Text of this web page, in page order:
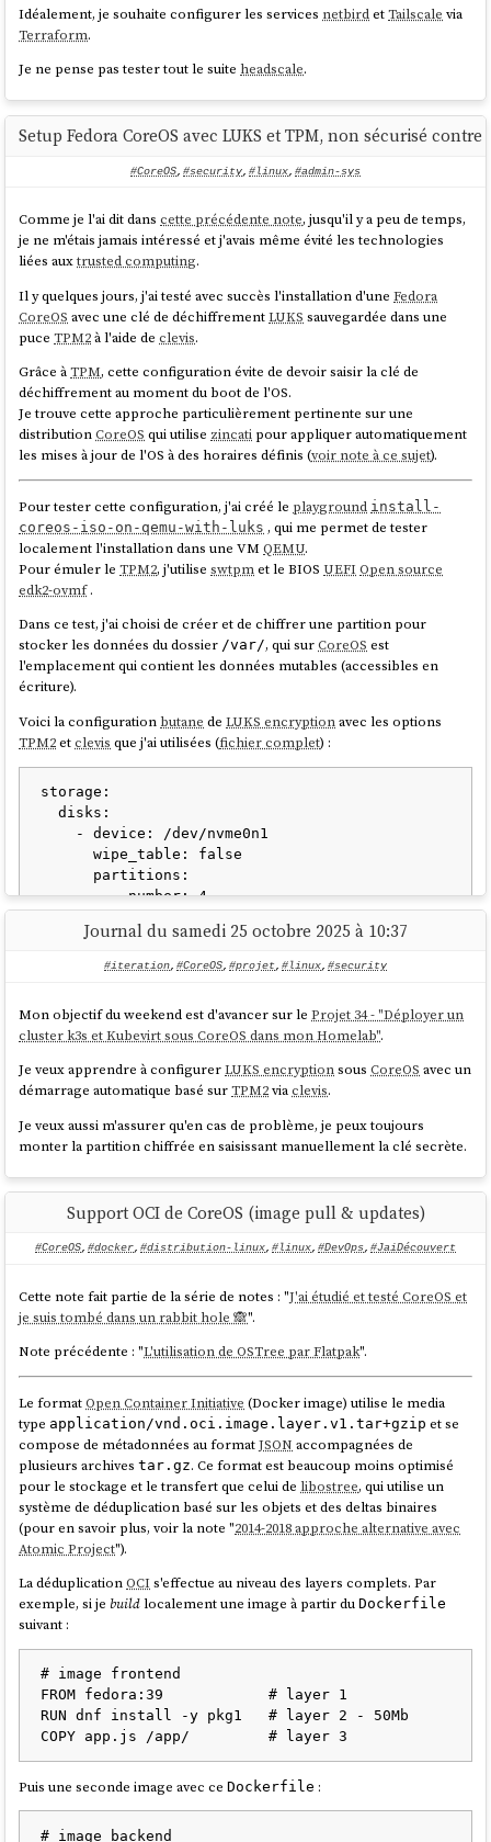
Idéalement, je souhaite configurer les services netbirdetTailscale via
Terraform.
Je ne pense pas tester tout le suite headscale.
Setup Fedora CoreOS avec LUKS et TPM, non sécurisé
#CoreOS, #security, #linux, #admin-sys
Comme je l'ai dit danscette précédente note, jusqu'il y a peu de temps,
je ne m'étais jamais intéressé et j'avais même évité les technologies
liées auxtrusted computing.
Il y quelques jours, j'ai testé avec succès l'installation d'uneFedora
CoreOS avec une clé de déchiffrementLUKS sauvegardée dans une
puceTPM2à l'aide declevis.
Grâce àTPM, cette configuration évite de devoir saisir la clé de
déchiffrement au moment du boot de l'OS.
Je trouve cette approche particulièrement pertinente sur une
distributionCoreOS qui utilise zincati pour appliquer automatiquement
les mises à jour de l'OS à des horaires définis (voir note à ce sujet).
Pour tester cette configuration, j'ai créé le playground install-
coreos-iso-on-qemu-with-luks , qui me permet de tester
localement l'installation dans une VMQEMU.
Pour émuler leTPM2, j'utiliseswtpmet le BIOSUEFI Open source
edk2-ovmf.
Dans ce test, j'ai choisi de créer et de chiffrer une partition pour
stocker les données du dossier /var/, qui surCoreOS est
l'emplacement qui contient les données mutables (accessibles en
écriture).
Voici la configuration butane deLUKS encryptionavec les options
TPM2etclevis que j'ai utilisées (fichier complet) :
storage:
  disks:
      wipe_table: false
        - number: 4
          size_mib: 15000
          resize: true
          size_mib: 0  # 0 = use all remaining
space
      device: /dev/disk/by-partlabel/var
      wipe_volume: true
        inline: password
      clevis:
    - path: /var
      device: /dev/mapper/var
      wipe_filesystem: true
      label: var
Je trouve le contenu de ce fichier de configuration assez simple et
explicite.
J'ai ensuite créé un second playgroundinstall-coreos-iso-on-
baremetal-with-luks.
L'installation automatique s'est déroulée sans problème sur un serveur
baremetal.
J'ai testé la désactivation de
demandé de saisir la clé manuellement. C'est plutôt pratique en cas de
problèmeTPM, branchement du disque sur une autre machine…
La clé de chiffrementLUKS
n'est pas stockée en clair dans le fichier
ISO, il n'est donc pas nécessaire de sécuriser l'accès à ce fichier.
Attention, j'ai découvert que cette méthode n'est pas sécurisée en
cas de vol physique du serveur!
Si un attaquant boot depuis un autre disque avec le même firmware et
Journal du samedi 25 octobre 2025 à 10:37
#iteration, #CoreOS, #projet, #linux, #security
Mon objectif du weekend est d'avancer sur leProjet 34 - "Déployer un
cluster k3s et Kubevirt sous CoreOS dans mon Homelab".
Je veux apprendre à configurerLUKS encryptionsousCoreOS avec un
démarrage automatique basé surTPM2viaclevis.
Je veux aussi m'assurer qu'en cas de problème, je peux toujours
monter la partition chiffrée en saisissant manuellement la clé secrète.
Support OCI de CoreOS (image pull & updates)
#CoreOS, #docker, #distribution-linux, #linux, #DevOps, #JaiDécouvert
Cette note fait partie de la série de notes : "J'ai étudié et testé CoreOS et
je suis tombé dans un rabbit hole 🙈".
Note précédente : "L'utilisation de OSTree par Flatpak".
Le formatOpen Container Initiative (Docker image) utilise le media
type application/vnd.oci.image.layer.v1.tar+gzip et se
compose de métadonnées au formatJSON accompagnées de
plusieurs archivestar.gz. Ce format est beaucoup moins optimisé
pour le stockage et le transfert que celui de libostree, qui utilise un
système de déduplication basé sur les objets et des deltas binaires
(pour en savoir plus, voir la note "2014-2018 approche alternative avec
Atomic Project").
La déduplicationOCI s'effectue au niveau des layers complets. Par
exemple, si je buildlocalement une image à partir duDockerfile
suivant :
# image frontend
FROM fedora:39            # layer 1
RUN dnf install -y pkg1   # layer 2 - 50Mb
Puis une seconde image avec ceDockerfile :
# image backend